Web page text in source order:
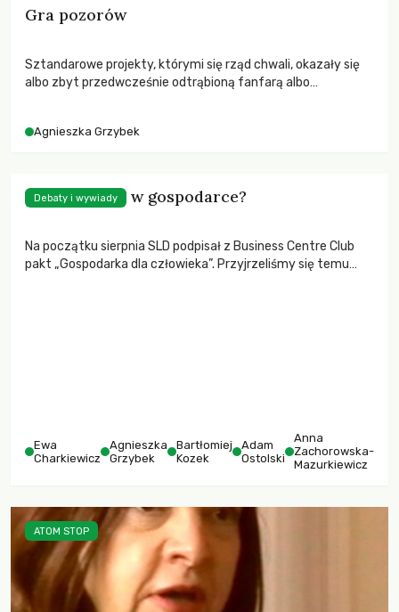
Gra pozorów
Sztandarowe projekty, którymi się rząd chwali, okazały się
albo zbyt przedwcześnie odtrąbioną fanfarą albo
Agnieszka Grzybek
Ile człowieka w gospodarce?
Na początku sierpnia SLD podpisał z Business Centre Club
pakt „Gospodarka dla człowieka”. Przyjrzeliśmy się temu
Ewa
Charkiewicz
Agnieszka
Grzybek
Bartłomiej
Kozek
Adam
Ostolski
Anna
Zachorowska-
Mazurkiewicz
Debaty i wywiady
ATOM STOP